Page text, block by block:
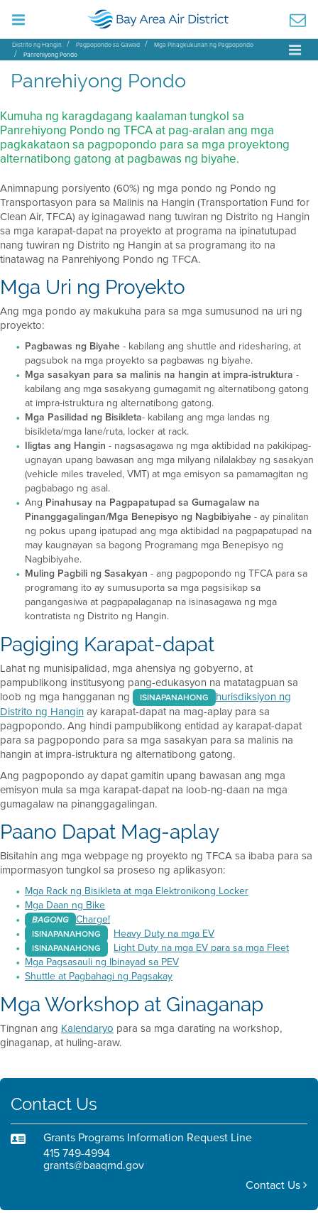
Distrito ng Hangin Pagpopondo sa Gawad
Mga Pinagkukunan ng Pagpopondo
Panrehiyong Pondo
Panrehiyong Pondo
Kumuha ng karagdagang kaalaman tungkol sa
Panrehiyong Pondo ng TFCA at pag-aralan ang mga
pagkakataon sa pagpopondo para sa mga proyektong
alternatibong gatong at pagbawas ng biyahe.
Animnapung porsiyento (60%) ng mga pondo ng Pondo ng
Transportasyon para sa Malinis na Hangin (Transportation Fund for
Clean Air, TFCA) ay iginagawad nang tuwiran ng Distrito ng Hangin
sa mga karapat-dapat na proyekto at programa na ipinatutupad
nang tuwiran ng Distrito ng Hangin at sa programang ito na
tinatawag na Panrehiyong Pondo ng TFCA.
Mga Uri ng Proyekto
Ang mga pondo ay makukuha para sa mga sumusunod na uri ng
proyekto:
Pagbawas ng Biyahe- kabilang ang shuttle and ridesharing, at
pagsubok na mga proyekto sa pagbawas ng biyahe.
Mga sasakyan para sa malinis na hangin at impra-istruktura -
kabilang ang mga sasakyang gumagamit ng alternatibong gatong
at impra-istruktura ng alternatibong gatong.
Mga Pasilidad ng Bisikleta- kabilang ang mga landas ng
bisikleta/mga lane/ruta, locker at rack.
Iligtas ang Hangin - nagsasagawa ng mga aktibidad na pakikipag-
ugnayan upang bawasan ang mga milyang nilalakbay ng sasakyan
(vehicle miles traveled, VMT) at mga emisyon sa pamamagitan ng
pagbabago ng asal.
Ang Pinahusay na Pagpapatupad sa Gumagalaw na
Pinanggagalingan/Mga Benepisyo ng Nagbibiyahe- ay pinalitan
ng pokus upang ipatupad ang mga aktibidad na pagpapatupad na
may kaugnayan sa bagong Programang mga Benepisyo ng
Nagbibiyahe.
Muling Pagbili ng Sasakyan - ang pagpopondo ng TFCA para sa
programang ito ay sumusuporta sa mga pagsisikap sa
pangangasiwa at pagpapalaganap na isinasagawa ng mga
kontratista ng Distrito ng Hangin.
Pagiging Karapat-dapat
Lahat ng munisipalidad, mga ahensiya ng gobyerno, at
pampublikong institusyong pang-edukasyon na matatagpuan sa
loob ng mga hangganan ng
ISINAPANAHONG
hurisdiksiyon ng
Distrito ng Hanginay karapat-dapat na mag-aplay para sa
pagpopondo. Ang hindi pampublikong entidad ay karapat-dapat
para sa pagpopondo para sa mga sasakyan para sa malinis na
hangin at impra-istruktura ng alternatibong gatong.
Ang pagpopondo ay dapat gamitin upang bawasan ang mga
emisyon mula sa mga karapat-dapat na loob-ng-daan na mga
gumagalaw na pinanggagalingan.
Paano Dapat Mag-aplay
Bisitahin ang mga webpage ng proyekto ng TFCA sa ibaba para sa
impormasyon tungkol sa proseso ng aplikasyon:
Mga Rack ng Bisikleta at mga Elektronikong Locker
Mga Daan ng Bike
BAGONG Charge!
ISINAPANAHONG Heavy Duty na mga EV
ISINAPANAHONG
Light Duty na mga EV para sa mga Fleet
Mga Pagsasauli ng Ibinayad sa PEV
Shuttle at Pagbahagi ng Pagsakay
Mga Workshop at Ginaganap
Tingnan ang Kalendaryo para sa mga darating na workshop,
ginaganap, at huling-araw.
Contact Us
Grants Programs Information Request Line
415 749-4994
grants@baaqmd.gov
Contact Us